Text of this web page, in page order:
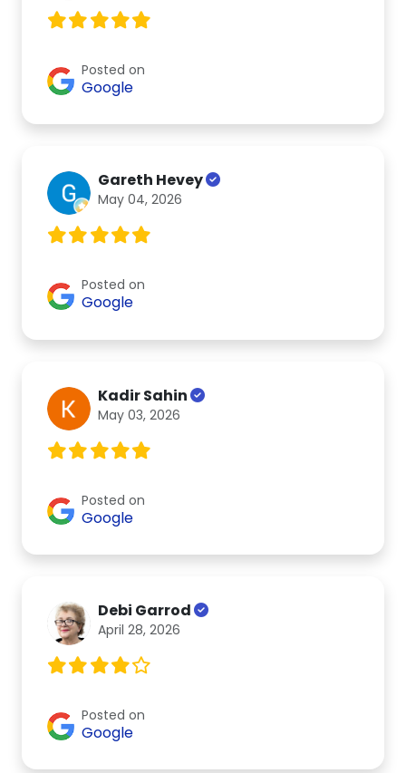
Posted on
Google
Gareth Hevey
May 04, 2026
Posted on
Google
Kadir Sahin
May 03, 2026
Posted on
Google
Debi Garrod
April 28, 2026
Posted on
Google